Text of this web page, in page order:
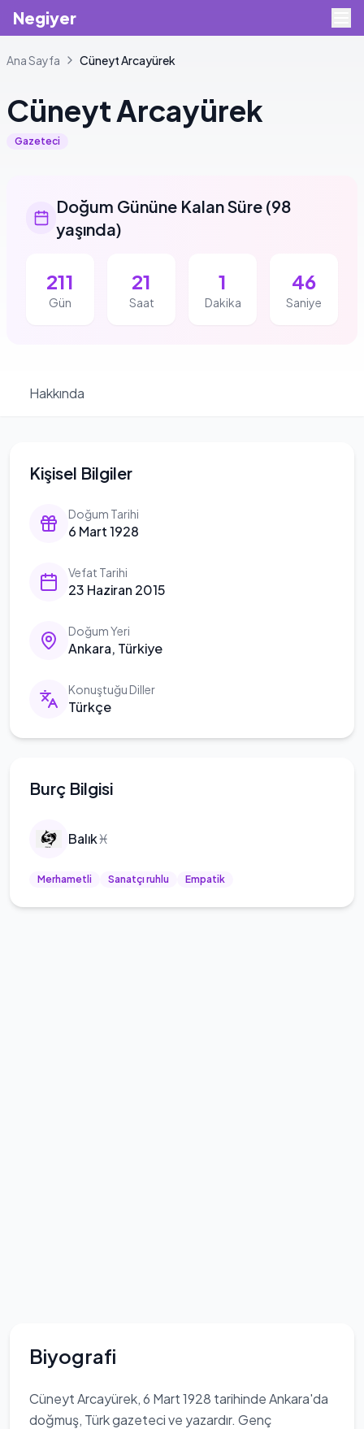
Negiyer
Ana Sayfa CüneytArcayürek
CüneytArcayürek
Gazeteci
Doğum Gününe Kalan Süre (98
yaşında)
211
Gün
21
Saat
1
Dakika
46
Saniye
Hakkında
Kişisel Bilgiler
Doğum Tarihi
6 Mart 1928
Vefat Tarihi
23 Haziran 2015
Doğum Yeri
Ankara, Türkiye
Konuştuğu Diller
Türkçe
Burç Bilgisi
Balık♓
Merhametli Sanatçı ruhlu Empatik
Biyografi
Cüneyt Arcayürek, 6 Mart 1928 tarihinde Ankara'da
doğmuş, Türk gazeteci ve yazardır. Genç